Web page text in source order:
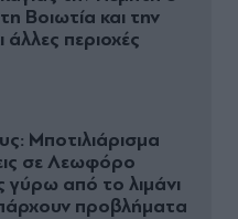
Βοιωτία και την
περιοχές
Μποτιλιάρισμα
σε Λεωφόρο
από το λιμάνι
προβλήματα